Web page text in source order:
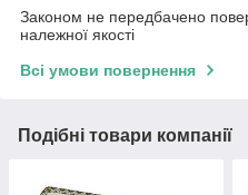
Законом не передбачено
належної якості
Всі умови повернення
Подібні товари компанії